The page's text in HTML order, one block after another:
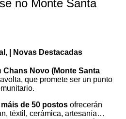
no Monte Santa
, | Novas Destacadas
Chans Novo (Monte Santa
que promete ser un punto
máis de 50 postos ofrecerán
téxtil, cerámica, artesanía…